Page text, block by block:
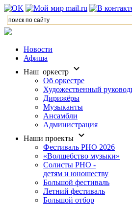
Новости
Афиша
Наш оркестр
Об оркестре
Художественный
Дирижёры
Музыканты
Ансамбли
Администрация
Наши проекты
Фестиваль РНО 2026
«Волшебство музыки»
Солисты РНО -
детям и юношеству
Большой фестиваль
Летний фестиваль
Большой отбор